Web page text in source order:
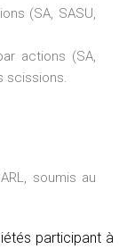
(SA, SASU,
actions (SA,
scissions.
soumis au
participant à